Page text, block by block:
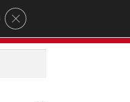
Close GDPR Cookie Banner